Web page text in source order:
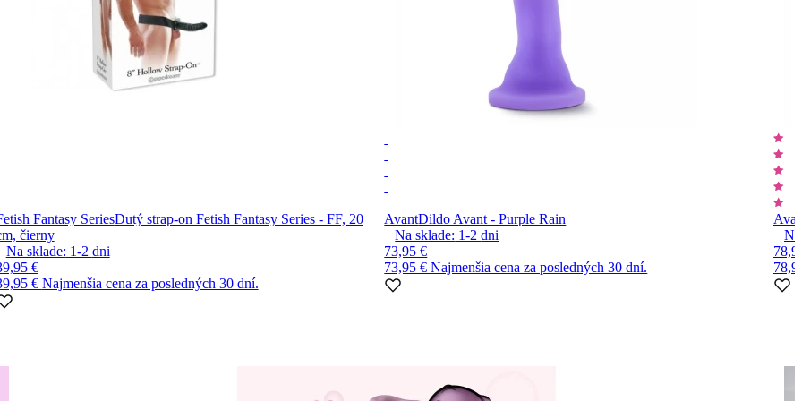
Fantasy SeriesDutý strap-on Fetish Fantasy Series - FF, 20
čierny
Na sklade: 1-2 dni
€
€ Najmenšia cena za posledných 30 dní.
AvantDildo Avant - Purple Rain
Na sklade: 1-2dni
73,95 €
73,95 €Najmenšia cena za posledných 30 dní.